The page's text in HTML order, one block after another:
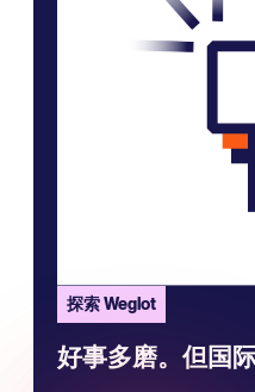
探索 Weglot
好事多磨。但国